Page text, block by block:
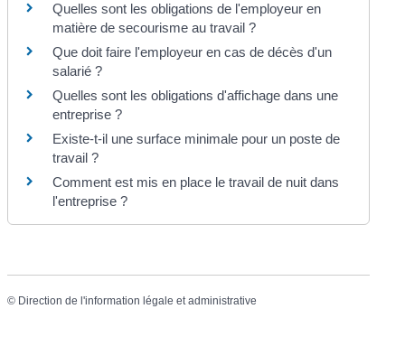
Quelles sont les obligations de l'employeur en
matière de secourisme au travail ?
Que doit faire l'employeur en cas de décès d'un
salarié ?
Quelles sont les obligations d'affichage dans une
entreprise ?
Existe-t-il une surface minimale pour un poste de
travail ?
Comment est mis en place le travail de nuit dans
l'entreprise ?
© Direction de l'information légale et administrative